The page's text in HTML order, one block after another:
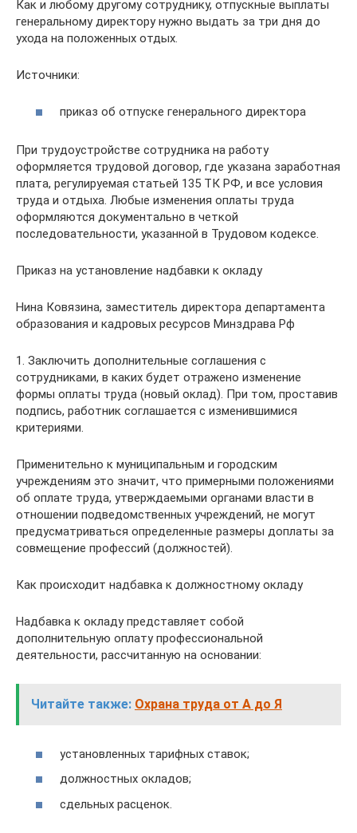
Как и любому другому сотруднику, отпускные выплаты
генеральному директору нужно выдать за три дня до
ухода на положенных отдых.
Источники:
приказ об отпуске генерального директора
При трудоустройстве сотрудника на работу
оформляется трудовой договор, где указана заработная
плата, регулируемая статьей 135 ТК РФ, и все условия
труда и отдыха. Любые изменения оплаты труда
оформляются документально в четкой
последовательности, указанной в Трудовом кодексе.
Приказ на установление надбавки к окладу
Нина Ковязина, заместитель директора департамента
образования и кадровых ресурсов Минздрава Рф
1. Заключить дополнительные соглашения с
сотрудниками, в каких будет отражено изменение
формы оплаты труда (новый оклад). При том, проставив
подпись, работник соглашается с изменившимися
критериями.
Применительно к муниципальным и городским
учреждениям это значит, что примерными положениями
об оплате труда, утверждаемыми органами власти в
отношении подведомственных учреждений, не могут
предусматриваться определенные размеры доплаты за
совмещение профессий (должностей).
Как происходит надбавка к должностному окладу
Надбавка к окладу представляет собой
дополнительную оплату профессиональной
деятельности, рассчитанную на основании:
Читайте также: Охрана труда от А до Я
установленных тарифных ставок;
должностных окладов;
сдельных расценок.